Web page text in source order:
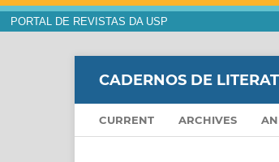
PORTAL DE REVISTAS DA USP
CADERNOS DE
CURRENT ARCHIVES